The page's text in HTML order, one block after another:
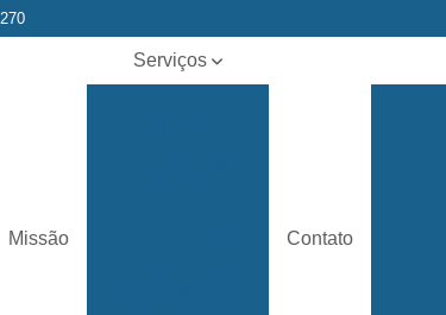
Missão
Serviços
Contato